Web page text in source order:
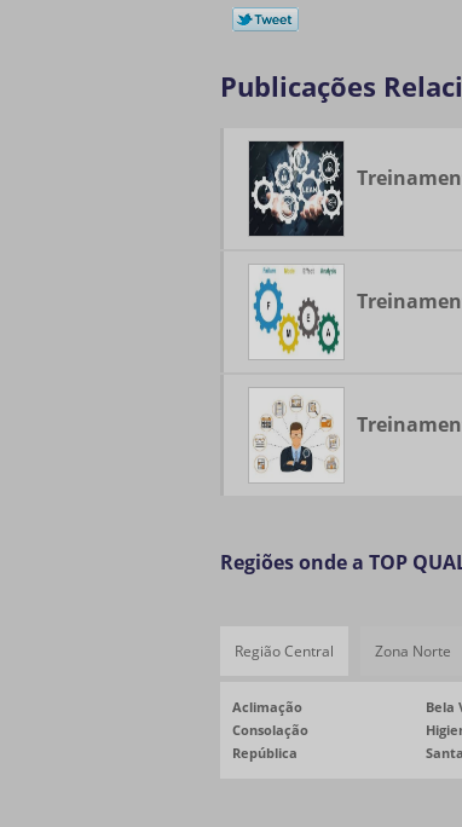
Publicações
Regiões onde a TOP
Região Central Zona Norte
Aclimação Bela
Consolação
República